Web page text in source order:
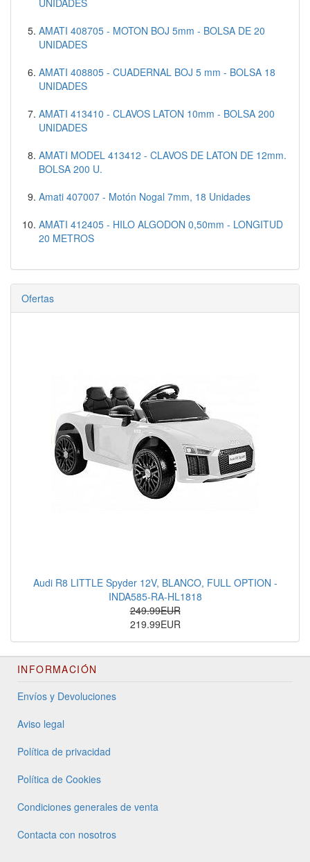
AMATI 408705 - MOTON BOJ 5mm - BOLSA DE 20
UNIDADES
AMATI 408805 - CUADERNAL BOJ 5 mm - BOLSA 18
UNIDADES
AMATI 413410 - CLAVOS LATON 10mm - BOLSA 200
UNIDADES
AMATI MODEL 413412 - CLAVOS DE LATON DE 12mm.
BOLSA 200 U.
Amati 407007 - Motón Nogal 7mm, 18 Unidades
AMATI 412405 - HILO ALGODON 0,50mm - LONGITUD
20 METROS
Ofertas
Audi R8 LITTLE Spyder 12V, BLANCO, FULL OPTION -
INDA585-RA-HL1818
249.99EUR
219.99EUR
INFORMACIÓN
Envíos y Devoluciones
Aviso legal
Política de privacidad
Política de Cookies
Condiciones generales de venta
Contacta con nosotros